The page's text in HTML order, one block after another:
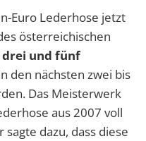
Euro Lederhose jetzt
österreichischen
drei und fünf
den nächsten zwei bis
Das Meisterwerk
aus 2007 voll
dazu, dass diese